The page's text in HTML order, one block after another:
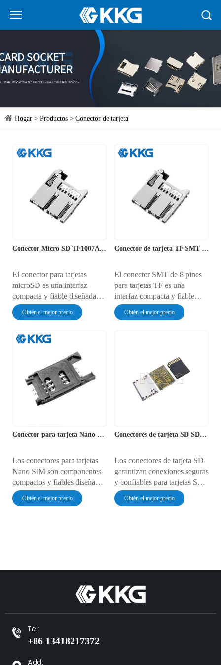
Hogar > Productos > Conector de tarjeta
Conector Micro SD TF1007A de 8 pines
El conector para tarjetas
microSD es una interfaz
compacta y fiable diseñada
para conectar tarjetas
TransFlash o microSD a
electrónicos. Gracias a su
eficiente transferencia de
datos y diseño compacto,
resulta ideal para su uso en
dispositivos móviles, cámaras,
sistemas IoT y otras
aplicaciones modernas donde
Obtén el mejor precio
Conector de tarjeta TF SMT de 8 pines
El conector SMT de 8 pines
para tarjetas TF es una
interfaz compacta y fiable
diseñada para conectar tarjetas
TransFlash o MicroSD a
que lo hace ideal para
dispositivos móviles, cámaras
y aplicaciones IoT. Su
pequeño tamaño y su sólido
compactos.
Obtén el mejor precio
Conector para tarjeta Nano SIM 4FF de teléfono móvil
Los conectores para tarjetas
Nano SIM son componentes
compactos y fiables diseñados
para alojar y conectar tarjetas
Nano SIM a dispositivos
compactos modernos. Los
para ofrecer precisión y
durabilidad, garantizando un
contacto seguro y un fácil
extracción de la tarjeta. Los
conectores para tarjetas Nano
Obtén el mejor precio
Conectores de tarjeta SD SD-2992
Los conectores de tarjeta SD
garantizan conexiones seguras
y confiables para tarjetas SD
en varios dispositivos.
Diseñados para brindar
en sistemas electrónicos e
Obtén el mejor precio
Tel:
+86 13418217372
Add: